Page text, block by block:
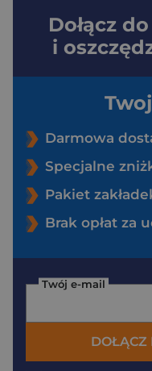
Dołącz do
i
Darmowa
Specjalne
Pakiet
Brak opłat za
Twój e-mail
DOŁĄCZ